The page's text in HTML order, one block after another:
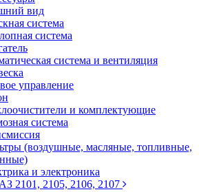
вид
система
система
система и вентиляция
управление
и комплектующие
система
(воздушные, масляные, топливные,
и электроника
2101, 2105, 2106, 2107